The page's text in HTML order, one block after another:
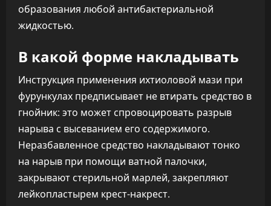
образования любой антибактериальной
жидкостью.
В какой форме накладывать
Инструкция применения ихтиоловой мази при
фурункулах предписывает не втирать средство в
гнойник: это может спровоцировать разрыв
нарыва с высеванием его содержимого.
Неразбавленное средство накладывают тонко
на нарыв при помощи ватной палочки,
закрывают стерильной марлей, закрепляют
лейкопластырем крест-накрест.